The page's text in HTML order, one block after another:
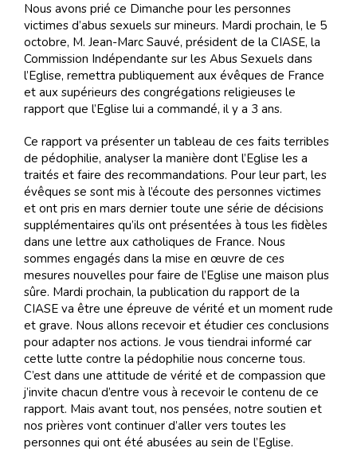
Nous avons prié ce Dimanche pour les personnes
victimes d’abus sexuels sur mineurs. Mardi prochain, le 5
octobre, M. Jean-Marc Sauvé, président de la CIASE, la
Commission Indépendante sur les Abus Sexuels dans
l’Eglise, remettra publiquement aux évêques de France
et aux supérieurs des congrégations religieuses le
rapport que l’Eglise lui a commandé, il y a 3 ans.
Ce rapport va présenter un tableau de ces faits terribles
de pédophilie, analyser la manière dont l’Eglise les a
traités et faire des recommandations. Pour leur part, les
évêques se sont mis à l’écoute des personnes victimes
et ont pris en mars dernier toute une série de décisions
supplémentaires qu’ils ont présentées à tous les fidèles
dans une lettre aux catholiques de France. Nous
sommes engagés dans la mise en œuvre de ces
mesures nouvelles pour faire de l’Eglise une maison plus
sûre. Mardi prochain, la publication du rapport de la
CIASE va être une épreuve de vérité et un moment rude
et grave. Nous allons recevoir et étudier ces conclusions
pour adapter nos actions. Je vous tiendrai informé car
cette lutte contre la pédophilie nous concerne tous.
C’est dans une attitude de vérité et de compassion que
j’invite chacun d’entre vous à recevoir le contenu de ce
rapport. Mais avant tout, nos pensées, notre soutien et
nos prières vont continuer d’aller vers toutes les
personnes qui ont été abusées au sein de l’Eglise.